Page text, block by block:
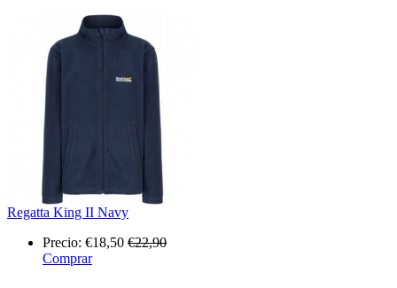
Regatta King II Navy
Precio: €18,50 €22,90
Comprar